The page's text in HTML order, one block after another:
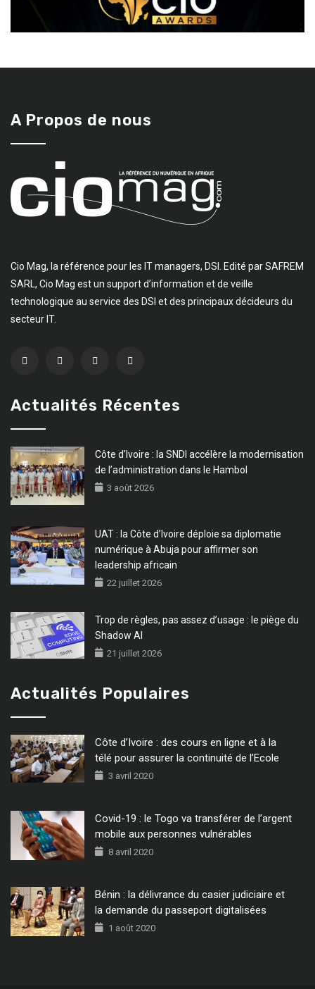
A Propos de nous
Cio Mag, la référence pour les IT managers, DSI. Edité par SAFREM
SARL, Cio Mag est un support d’information et de veille
technologique au service des DSI et des principaux décideurs du
secteur IT.
Actualités Récentes
Côte d’Ivoire : la SNDI accélère la modernisation
de l’administration dans le Hambol
3 août 2026
UAT : la Côte d’Ivoire déploie sa diplomatie
numérique à Abuja pour affirmer son
leadership africain
22 juillet 2026
Trop de règles, pas assez d’usage : le piège du
Shadow AI
21 juillet 2026
Actualités Populaires
Côte d’Ivoire : des cours en ligne et à la
télé pour assurer la continuité de l’Ecole
3 avril 2020
Covid-19 : le Togo va transférer de l’argent
mobile aux personnes vulnérables
8 avril 2020
Bénin : la délivrance du casier judiciaire et
la demande du passeport digitalisées
1 août 2020